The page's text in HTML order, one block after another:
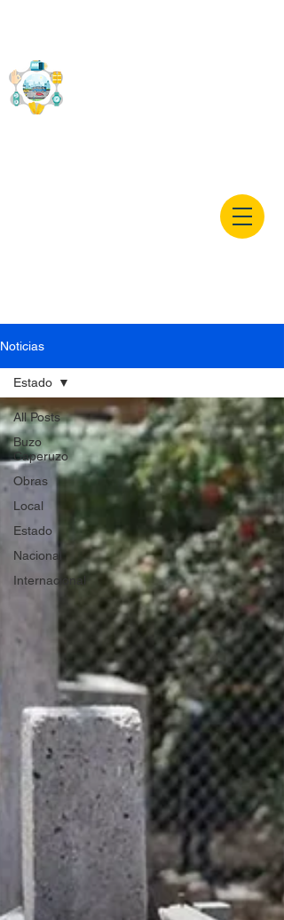
Noticias
All Posts
Buzo
Caperuzo
Obras
Local
Estado
Nacional
Internacional
Estado